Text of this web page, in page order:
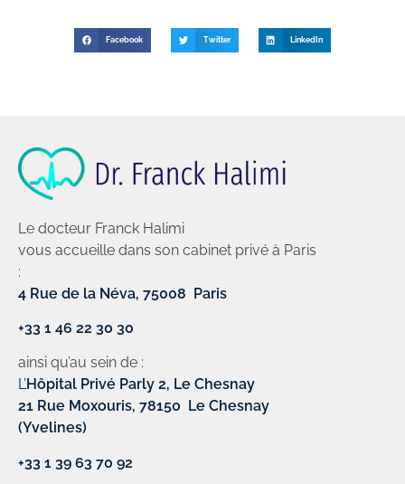
Facebook Twitter LinkedIn
Le docteur Franck Halimi
vous accueille dans son cabinet privé à Paris
:
4 Rue de la Néva, 75008 Paris
+33 1 46 22 30 30
ainsi qu’au sein de :
L’Hôpital Privé Parly 2, Le Chesnay
21 Rue Moxouris, 78150 Le Chesnay
(Yvelines)
+33 1 39 63 70 92